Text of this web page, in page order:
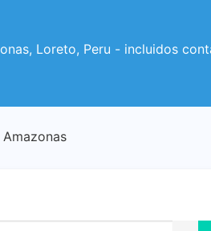
Loreto, Peru - incluidos